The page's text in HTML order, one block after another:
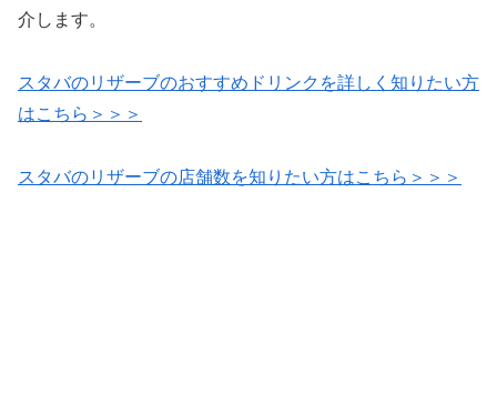
介します。
スタバのリザーブのおすすめドリンクを詳しく知りたい方
はこちら＞＞＞
スタバのリザーブの店舗数を知りたい方はこちら＞＞＞